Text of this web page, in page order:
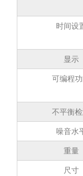
时间设
显示
可编程
不平衡
噪音水
重量
尺寸